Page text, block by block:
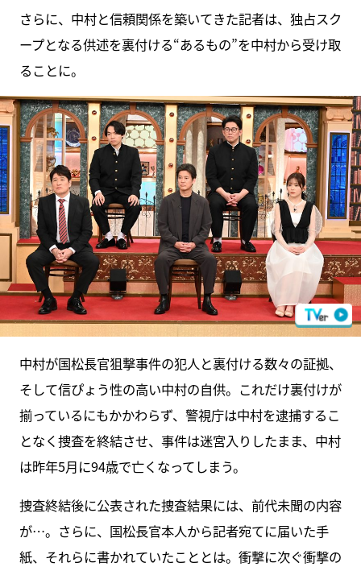
さらに、中村と信頼関係を築いてきた記者は、独占スク
ープとなる供述を裏付ける“あるもの”を中村から受け取
ることに。
中村が国松長官狙撃事件の犯人と裏付ける数々の証拠、
そして信ぴょう性の高い中村の自供。これだけ裏付けが
揃っているにもかかわらず、警視庁は中村を逮捕するこ
となく捜査を終結させ、事件は迷宮入りしたまま、中村
は昨年5月に94歳で亡くなってしまう。
捜査終結後に公表された捜査結果には、前代未聞の内容
が…。さらに、国松長官本人から記者宛てに届いた手
紙、それらに書かれていたこととは。衝撃に次ぐ衝撃の